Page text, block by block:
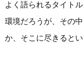
よく語られるタイト
環境だろうが、その
か、そこに尽きると